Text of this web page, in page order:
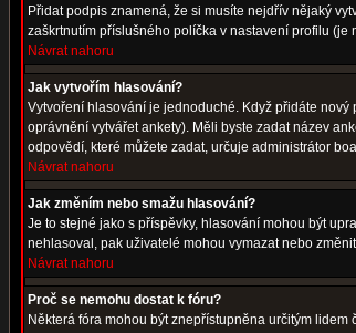
Přidat podpis znamená, že si musíte nejdřív nějaký
zaškrtnutím příslušného políčka v nastavení profilu
Návrat nahoru
Jak vytvořím hlasování?
Vytvoření hlasování je jednoduché. Když přidáte
oprávnění vytvářet ankety). Měli byste zadat název
odpovědí, které můžete zadat, určuje administrátor
Návrat nahoru
Jak změním nebo smažu hlasování?
Je to stejné jako s příspěvky, hlasování mohou být
nehlasoval, pak uživatelé mohou vymazat nebo
Návrat nahoru
Proč se nemohu dostat k fóru?
Některá fóra mohou být znepřístupněna určitým